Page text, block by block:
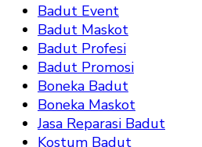
Badut Event
Badut Maskot
Badut Profesi
Badut Promosi
Boneka Badut
Boneka Maskot
Jasa Reparasi Badut
Kostum Badut